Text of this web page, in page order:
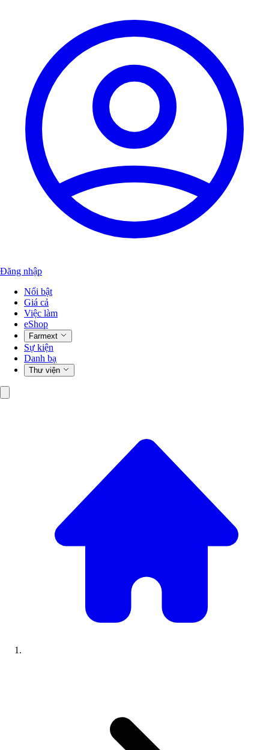
Đăng nhập
Nổi bật
Giá cả
Việc làm
eShop
Farmext
Sự kiện
Danh bạ
Thư viện